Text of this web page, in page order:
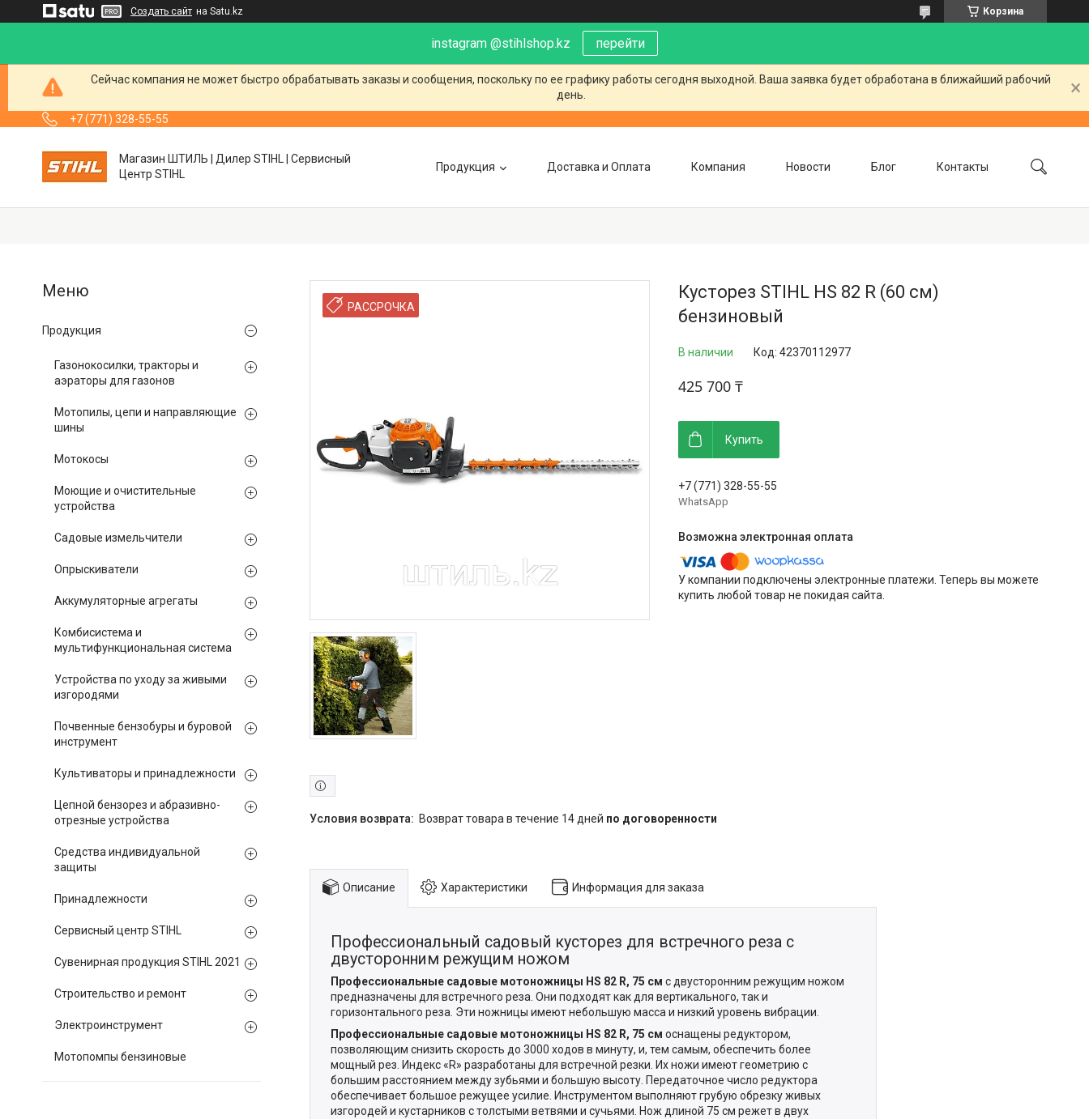
Создать сайт на Satu.kz Корзина
instagram @stihlshop.kz перейти
Сейчас компания не может быстро обрабатывать заказы и сообщения, поскольку по ее графику работы сегодня выходной. Ваша заявка будет обработана в ближайший рабочий
день.
+7 (771) 328-55-55
Магазин ШТИЛЬ | Дилер STIHL | Сервисный
Центр STIHL
Продукция Доставка и Оплата Компания Новости Блог Контакты
РАССРОЧКА
Кусторез STIHL HS 82 R (60 см)
бензиновый
В наличии Код: 42370112977
425 700 ₸
Купить
+7 (771) 328-55-55
WhatsApp
У компании подключены электронные платежи. Теперь вы можете
купить любой товар не покидая сайта.
возврат товара в течение 14 дней по договоренности
Описание Характеристики Информация для заказа
Профессиональный садовый кусторез для встречного реза с
двусторонним режущим ножом
Профессиональные садовые мотоножницы HS 82 R, 75 см с двусторонним режущим ножом
предназначены для встречного реза. Они подходят как для вертикального, так и
горизонтального реза. Эти ножницы имеют небольшую масса и низкий уровень вибрации.
Профессиональные садовые мотоножницы HS 82 R, 75 см оснащены редуктором,
позволяющим снизить скорость до 3000 ходов в минуту, и, тем самым, обеспечить более
мощный рез. Индекс «R» разработаны для встречной резки. Их ножи имеют геометрию с
большим расстоянием между зубьями и большую высоту. Передаточное число редуктора
обеспечивает большое режущее усилие. Инструментом выполняют грубую обрезку живых
изгородей и кустарников с толстыми ветвями и сучьями. Нож длиной 75 см режет в двух
Продукция
Газонокосилки, тракторы и
аэраторы для газонов
Мотопилы, цепи и направляющие
шины
Мотокосы
Моющие и очистительные
устройства
Садовые измельчители
Опрыскиватели
Аккумуляторные агрегаты
Комбисистема и
мультифункциональная система
Устройства по уходу за живыми
изгородями
Почвенные бензобуры и буровой
инструмент
Культиваторы и принадлежности
Цепной бензорез и абразивно-
отрезные устройства
Средства индивидуальной
защиты
Принадлежности
Сервисный центр STIHL
Сувенирная продукция STIHL 2021
Строительство и ремонт
Электроинструмент
Мотопомпы бензиновые